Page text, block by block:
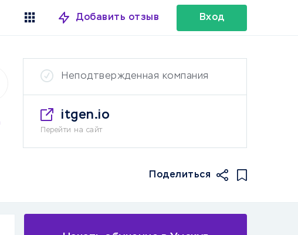
Добавить отзыв Вход
Неподтвержденная компания
itgen.io
Перейти на сайт
Поделиться